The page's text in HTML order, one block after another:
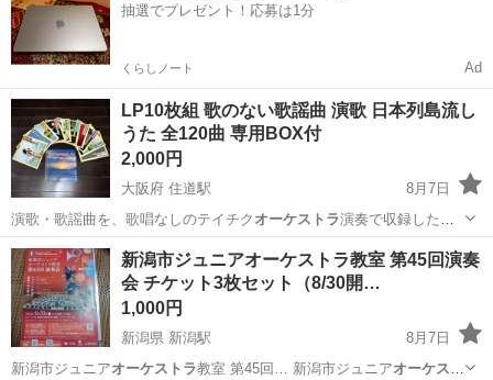
抽選でプレゼント！応募は1分
くらしノート Ad
LP10枚組 歌のない歌謡曲 演歌 日本列島流し
うた 全120曲 専用BOX付
2,000円
大阪府 住道駅
8月7日
演歌・歌謡曲を、歌唱なしのテイチク オーケストラ演奏で収録したイ
ンストゥルメンタル…
大阪 大東市 住道駅
新潟市ジュニアオーケストラ教室 第45回演奏
会 チケット3枚セット（8/30開…
1,000円
新潟県 新潟駅
8月7日
新潟市ジュニアオーケストラ教室 第45回… 新潟市ジュニアオーケスト